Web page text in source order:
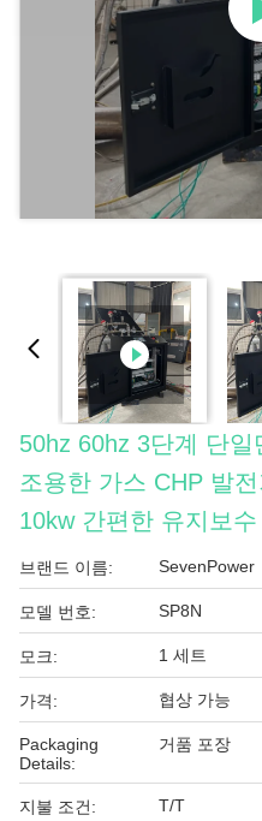
50hz 60hz 3단계 단
조용한 가스 CHP 발
10kw 간편한 유지보수
브랜드 이름: SevenPower
모델 번호: SP8N
모크: 1 세트
가격: 협상 가능
Packaging
Details:
거품 포장
지불 조건: T/T